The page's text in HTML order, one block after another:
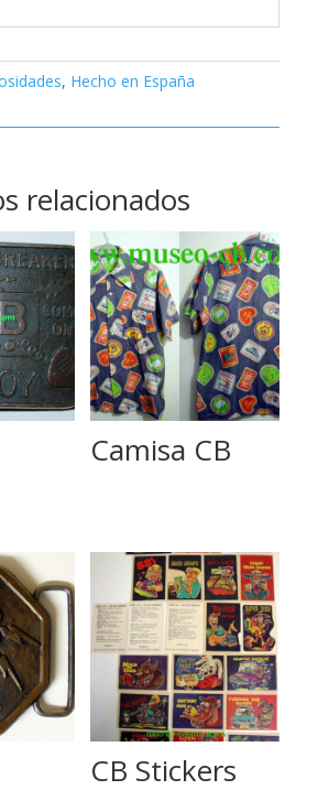
, Hecho en España
relacionados
Camisa CB
CB Stickers